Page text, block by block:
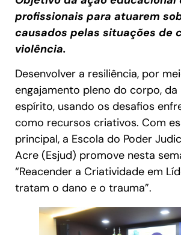
profissionais para atuarem
causados pelas situações de
violência.
Desenvolver a resiliência, por
engajamento pleno do corpo, da
espírito, usando os desafios
como recursos criativos. Com
principal, a Escola do Poder
Acre (Esjud) promove nesta
“Reacender a Criatividade em
tratam o dano e o trauma”.